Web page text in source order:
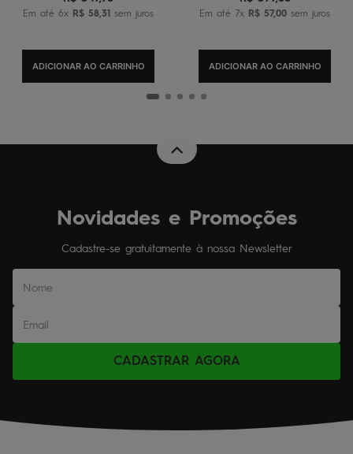
Em até 6x R$ 58 31 sem juros
ADICIONAR AO CARRINHO
Em até 7x R$ 57,00 sem juros
ADICIONAR AO CARRINHO
Novidades e Promoções
Cadastre-se gratuitamente à nossa Newsletter
CADASTRAR AGORA